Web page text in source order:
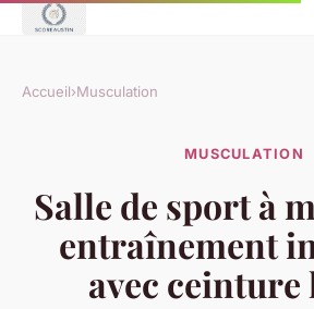
Accueil›Musculation
MUSCULATION
Salle de sport à
entraînement
avec ceinture